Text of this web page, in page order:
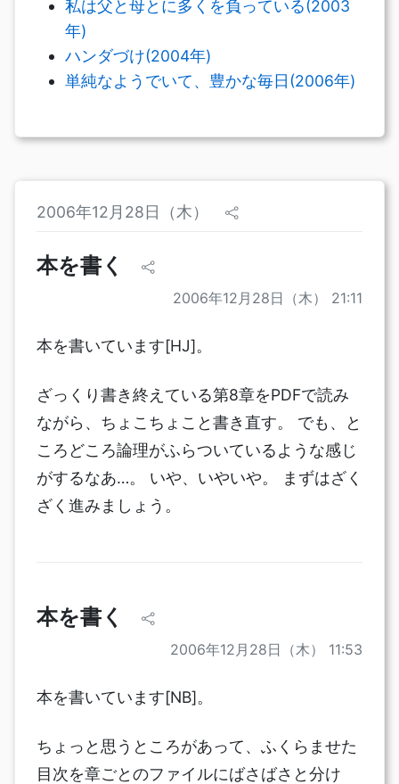
私は父と母とに多くを負っている(2003
年)
ハンダづけ(2004年)
単純なようでいて、豊かな毎日(2006年)
2006年12月28日（木）
本を書く
2006年12月28日（木） 21:11
本を書いています[HJ]。
ざっくり書き終えている第8章をPDFで読み
ながら、ちょこちょこと書き直す。 でも、と
ころどころ論理がふらついているような感じ
がするなあ…。 いや、いやいや。 まずはざく
ざく進みましょう。
本を書く
2006年12月28日（木） 11:53
本を書いています[NB]。
ちょっと思うところがあって、ふくらませた
目次を章ごとのファイルにばさばさと分け